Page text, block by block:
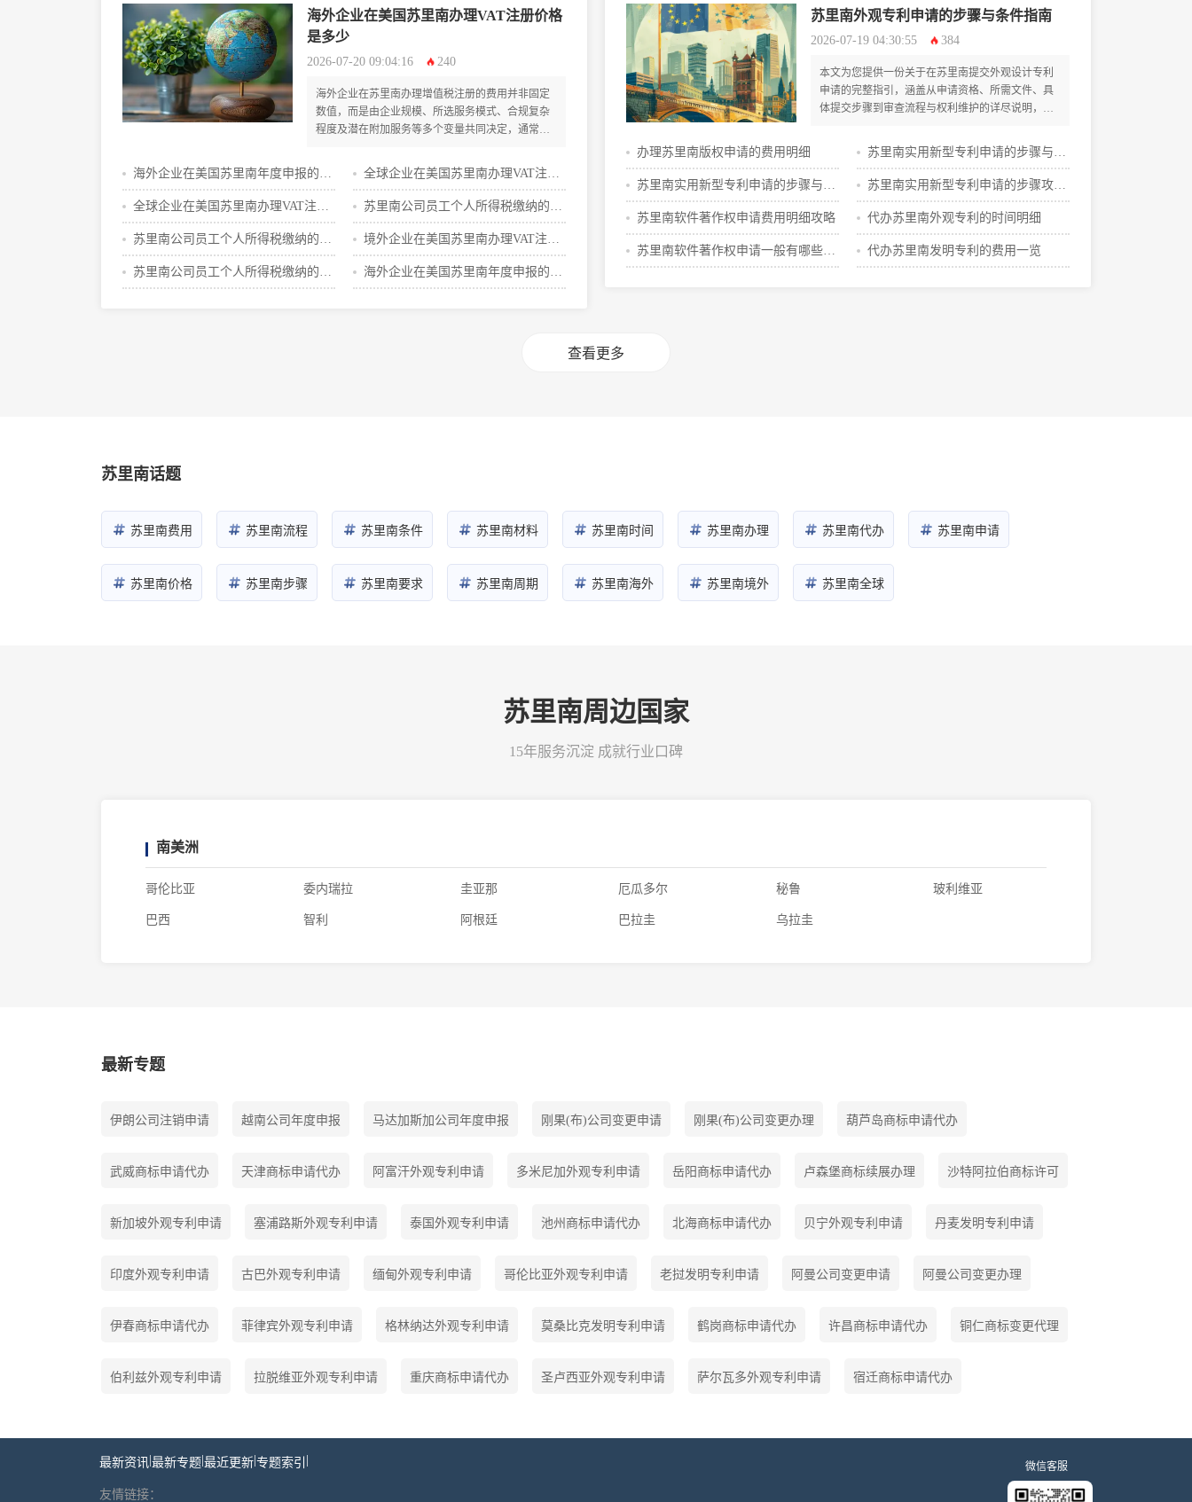
海外企业在美国苏里南办理VAT注册价格
是多少
2026-07-20 09:04:16 240
海外企业在苏里南办理增值税注册的费用并非固定
数值，而是由企业规模、所选服务模式、合规复杂
程度及潜在附加服务等多个变量共同决定，通常基
海外企业在美国苏里南年度申报的费
用明细
全球企业在美国苏里南办理VAT注册
的流程攻略
全球企业在美国苏里南办理VAT注册
费用一览
苏里南公司员工个人所得税缴纳的办
理与步骤攻略
苏里南公司员工个人所得税缴纳的步
骤和时间攻略
境外企业在美国苏里南办理VAT注册
费用一览
苏里南公司员工个人所得税缴纳的费 海外企业在美国苏里南年度申报的时
苏里南外观专利申请的步骤与条件指南
2026-07-19 04:30:55 384
本文为您提供一份关于在苏里南提交外观设计专利
申请的完整指引，涵盖从申请资格、所需文件、具
体提交步骤到审查流程与权利维护的详尽说明，旨
办理苏里南版权申请的费用明细 苏里南实用新型专利申请的步骤与条
件指南
苏里南实用新型专利申请的步骤与价
格明细
苏里南实用新型专利申请的步骤攻略
解读
苏里南软件著作权申请费用明细攻略 代办苏里南外观专利的时间明细
苏里南软件著作权申请一般有哪些费 代办苏里南发明专利的费用一览
查看更多
苏里南话题
苏里南费用 苏里南流程 苏里南条件 苏里南材料 苏里南时间 苏里南办理 苏里南代办 苏里南申请
苏里南价格 苏里南步骤 苏里南要求 苏里南周期 苏里南海外 苏里南境外 苏里南全球
苏里南周边国家
15年服务沉淀 成就行业口碑
南美洲
哥伦比亚 委内瑞拉 圭亚那 厄瓜多尔 秘鲁 玻利维亚
巴西 智利 阿根廷 巴拉圭 乌拉圭
最新专题
伊朗公司注销申请 越南公司年度申报 马达加斯加公司年度申报 刚果(布)公司变更申请 刚果(布)公司变更办理 葫芦岛商标申请代办
武威商标申请代办 天津商标申请代办 阿富汗外观专利申请 多米尼加外观专利申请 岳阳商标申请代办 卢森堡商标续展办理 沙特阿拉伯商标许可
新加坡外观专利申请 塞浦路斯外观专利申请 泰国外观专利申请 池州商标申请代办 北海商标申请代办 贝宁外观专利申请 丹麦发明专利申请
印度外观专利申请 古巴外观专利申请 缅甸外观专利申请 哥伦比亚外观专利申请 老挝发明专利申请 阿曼公司变更申请 阿曼公司变更办理
伊春商标申请代办 菲律宾外观专利申请 格林纳达外观专利申请 莫桑比克发明专利申请 鹤岗商标申请代办 许昌商标申请代办 铜仁商标变更代理
伯利兹外观专利申请 拉脱维亚外观专利申请 重庆商标申请代办 圣卢西亚外观专利申请 萨尔瓦多外观专利申请 宿迁商标申请代办
最新资讯|最新专题|最近更新|专题索引 |
友情链接：
微信客服